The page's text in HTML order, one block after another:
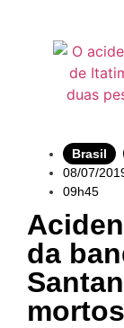
Brasil
08/07/
09h45
da
mortos